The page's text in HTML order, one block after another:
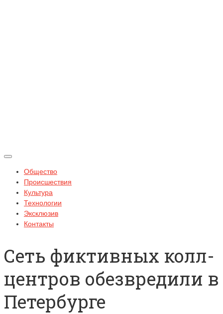
Общество
Происшествия
Культура
Технологии
Эксклюзив
Контакты
Сеть фиктивных колл-
центров обезвредили в
Петербурге